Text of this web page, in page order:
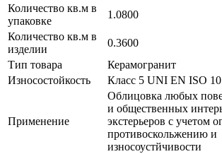
Количество кв.м в
упаковке
1.0800
Количество кв.м в
изделии
0.3600
Тип товара
Керамогранит
Износостойкость
Класс 5 UNI EN ISO
Применение
Облицовка любых
и общественных
экстерьеров с учетом
противоскольжению и
износоустйчивости